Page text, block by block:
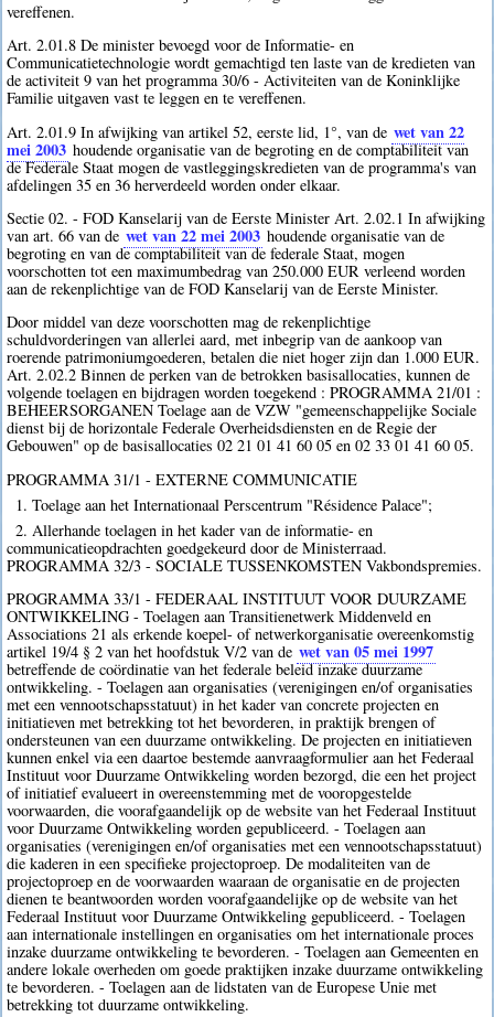
vereffenen.
Art. 2.01.8 De minister bevoegd voor de Informatie- en
Communicatietechnologie wordt gemachtigd ten laste van de kredieten van
de activiteit 9 van het programma 30/6 - Activiteiten van de Koninklijke
Familie uitgaven vast te leggen en te vereffenen.
Art. 2.01.9 In afwijking van artikel 52, eerste lid, 1°, van de wet van 22
mei 2003 houdende organisatie van de begroting en de comptabiliteit van
de Federale Staat mogen de vastleggingskredieten van de programma's van
afdelingen 35 en 36 herverdeeld worden onder elkaar.
Sectie 02. - FOD Kanselarij van de Eerste Minister Art. 2.02.1 In afwijking
van art. 66 van de wet van 22 mei 2003 houdende organisatie van de
begroting en van de comptabiliteit van de federale Staat, mogen
voorschotten tot een maximumbedrag van 250.000 EUR verleend worden
aan de rekenplichtige van de FOD Kanselarij van de Eerste Minister.
Door middel van deze voorschotten mag de rekenplichtige
schuldvorderingen van allerlei aard, met inbegrip van de aankoop van
roerende patrimoniumgoederen, betalen die niet hoger zijn dan 1.000 EUR.
Art. 2.02.2 Binnen de perken van de betrokken basisallocaties, kunnen de
volgende toelagen en bijdragen worden toegekend : PROGRAMMA 21/01 :
BEHEERSORGANEN Toelage aan de VZW "gemeenschappelijke Sociale
dienst bij de horizontale Federale Overheidsdiensten en de Regie der
Gebouwen" op de basisallocaties 02 21 01 41 60 05 en 02 33 01 41 60 05.
PROGRAMMA 31/1 - EXTERNE COMMUNICATIE
1. Toelage aan het Internationaal Perscentrum "Résidence Palace";
2. Allerhande toelagen in het kader van de informatie- en
communicatieopdrachten goedgekeurd door de Ministerraad.
PROGRAMMA 32/3 - SOCIALE TUSSENKOMSTEN Vakbondspremies.
PROGRAMMA 33/1 - FEDERAAL INSTITUUT VOOR DUURZAME
ONTWIKKELING - Toelagen aan Transitienetwerk Middenveld en
Associations 21 als erkende koepel- of netwerkorganisatie overeenkomstig
artikel 19/4 § 2 van het hoofdstuk V/2 van de wet van 05 mei 1997
betreffende de coördinatie van het federale beleid inzake duurzame
ontwikkeling. - Toelagen aan organisaties (verenigingen en/of organisaties
met een vennootschapsstatuut) in het kader van concrete projecten en
initiatieven met betrekking tot het bevorderen, in praktijk brengen of
ondersteunen van een duurzame ontwikkeling. De projecten en initiatieven
kunnen enkel via een daartoe bestemde aanvraagformulier aan het Federaal
Instituut voor Duurzame Ontwikkeling worden bezorgd, die een het project
of initiatief evalueert in overeenstemming met de vooropgestelde
voorwaarden, die voorafgaandelijk op de website van het Federaal Instituut
voor Duurzame Ontwikkeling worden gepubliceerd. - Toelagen aan
organisaties (verenigingen en/of organisaties met een vennootschapsstatuut)
die kaderen in een specifieke projectoproep. De modaliteiten van de
projectoproep en de voorwaarden waaraan de organisatie en de projecten
dienen te beantwoorden worden voorafgaandelijke op de website van het
Federaal Instituut voor Duurzame Ontwikkeling gepubliceerd. - Toelagen
aan internationale instellingen en organisaties om het internationale proces
inzake duurzame ontwikkeling te bevorderen. - Toelagen aan Gemeenten en
andere lokale overheden om goede praktijken inzake duurzame ontwikkeling
te bevorderen. - Toelagen aan de lidstaten van de Europese Unie met
betrekking tot duurzame ontwikkeling.